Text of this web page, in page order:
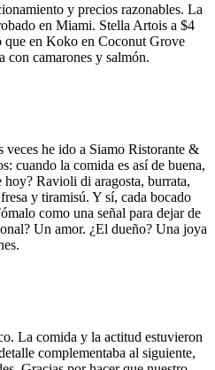
y precios razonables. La
en Miami. Stella Artois a $4
en Koko en Coconut Grove
con camarones y salmón.
veces he ido a Siamo Ristorante &
cuando la comida es así de buena,
hoy? Ravioli di aragosta, burrata,
y tiramisú. Y sí, cada bocado
como una señal para dejar de
Un amor. ¿El dueño? Una joya
La comida y la actitud estuvieron
complementaba al siguiente,